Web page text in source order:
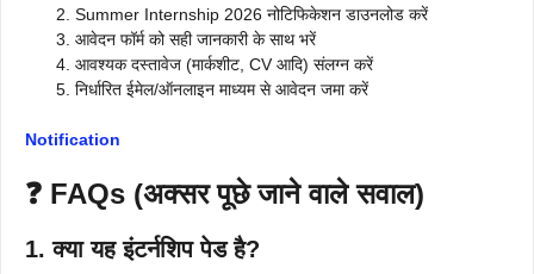
Summer Internship 2026 नोटिफिकेशन डाउनलोड करें
आवेदन फॉर्म को सही जानकारी के साथ भरें
आवश्यक दस्तावेज (मार्कशीट, CV आदि) संलग्न करें
निर्धारित ईमेल/ऑनलाइन माध्यम से आवेदन जमा करें
Notification
❓ FAQs (अक्सर पूछे जाने वाले सवाल)
1. क्या यह इंटर्नशिप पेड है?